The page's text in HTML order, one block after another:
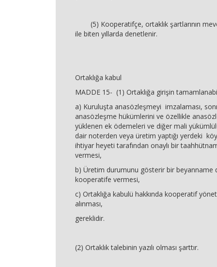
(5) Kooperatifçe, ortaklık şartlarının
ile biten yıllarda denetlenir.
Ortaklığa kabul
MADDE 15- (1) Ortaklığa girişin
a) Kuruluşta anasözleşmeyi imzalaması,
anasözleşme hükümlerini ve özellikle
yüklenen ek ödemeleri ve diğer mali
dair noterden veya üretim yaptığı yerdeki
ihtiyar heyeti tarafından onaylı bir
vermesi,
b) Üretim durumunu gösterir bir beyanname
kooperatife vermesi,
c) Ortaklığa kabulü hakkında kooperatif
alınması,
gereklidir.
(2) Ortaklık talebinin yazılı olması şarttır.